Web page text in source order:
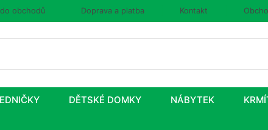
obchodů Doprava a platba Kontakt
DĚTSKÉ DOMKY NÁBYTEK